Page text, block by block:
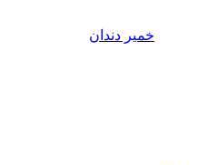
خمیر دندان